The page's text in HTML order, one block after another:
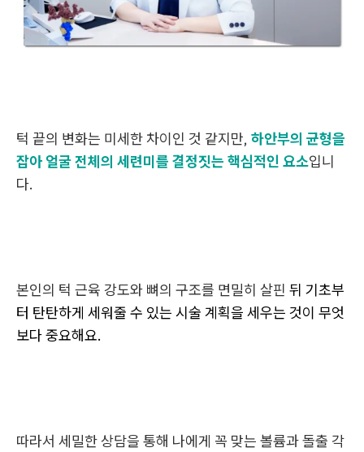
턱 끝의 변화는 미세한 차이인 것 같지만, 하안부의 균형을
잡아 얼굴 전체의 세련미를 결정짓는 핵심적인 요소입니
다.
본인의 턱 근육 강도와 뼈의 구조를 면밀히 살핀 뒤 기초부
터 탄탄하게 세워줄 수 있는 시술 계획을 세우는 것이 무엇
보다 중요해요.
따라서 세밀한 상담을 통해 나에게 꼭 맞는 볼륨과 돌출 각